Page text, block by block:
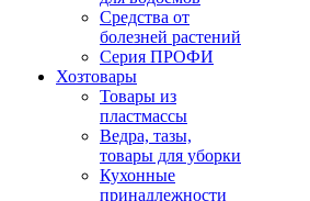
Средства от
болезней растений
Серия ПРОФИ
Хозтовары
Товары из
пластмассы
Ведра, тазы,
товары для уборки
Кухонные
принадлежности